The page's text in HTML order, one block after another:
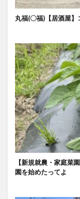
丸福(〇福)【居酒屋
【新規就農・家庭菜
園を始めたってよ